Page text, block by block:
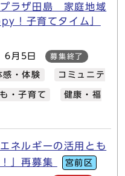
プラザ田島 家庭地域
！子育てタイム」
6月5日 募集終了
感・体験 コミュニテ
・子育て 健康・福
ネルギーの活用とも
」再募集
宮前区